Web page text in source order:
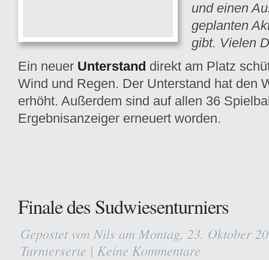
und einen
geplanten
gibt. Vielen
Ein neuer Unterstand direkt am Platz
Wind und Regen. Der Unterstand hat den
erhöht. Außerdem sind auf allen 36
Ergebnisanzeiger erneuert worden.
Finale des Sudwiesenturniers
Gepostet von Nils am Montag, 23. Oktober
Turnierserie | Keine Kommentare